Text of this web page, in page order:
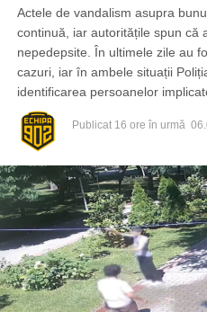
Poliția poloneză a deschis o
cercetările pentru a stabili cu
Actele de vandalism asupra
continuă, iar autoritățile spun că
nepedepsite. În ultimele zile au
cazuri, iar în ambele situații
identificarea persoanelor
Publicat 16 ore în urmă